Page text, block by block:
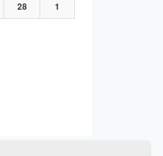
28 1